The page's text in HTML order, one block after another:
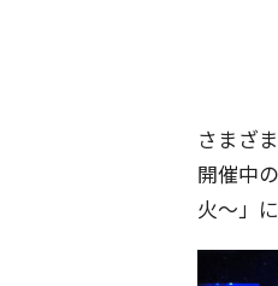
さまざ
開催中
火〜」